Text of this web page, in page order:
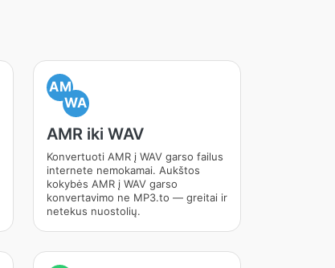
AM
WA
AMR iki WAV
Konvertuoti AMR į WAV garso failus
internete nemokamai. Aukštos
kokybės AMR į WAV garso
konvertavimo ne MP3.to — greitai ir
netekus nuostolių.